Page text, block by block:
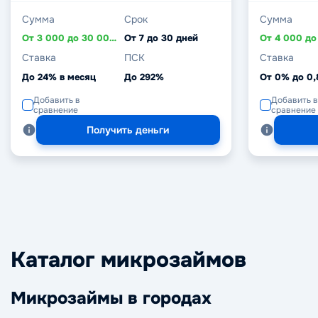
Сумма
От 3 000 до 30 000 ₽
Срок
От 7 до 30 дней
Ставка
До 24% в месяц
ПСК
До 292%
Добавить в
сравнение
Получить деньги
Сумма
Ставка
От 0% до
Добавить в
сравнение
Каталог микрозаймов
Микрозаймы в городах